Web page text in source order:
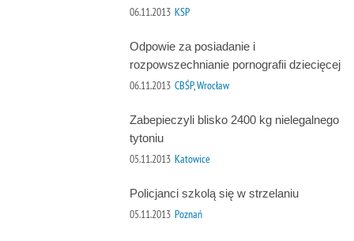
06.11.2013 KSP
Odpowie za posiadanie i
rozpowszechnianie pornografii dziecięcej
06.11.2013 CBŚP, Wrocław
Zabepieczyli blisko 2400 kg nielegalnego
tytoniu
05.11.2013 Katowice
Policjanci szkolą się w strzelaniu
05.11.2013 Poznań